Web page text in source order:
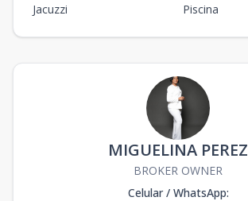
Jacuzzi
Piscina
MIGUELINA PEREZ
BROKER OWNER
Celular / WhatsApp: